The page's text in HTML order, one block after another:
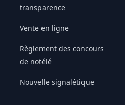
transparence
Vente en ligne
Règlement des concours
de notélé
Nouvelle signalétique